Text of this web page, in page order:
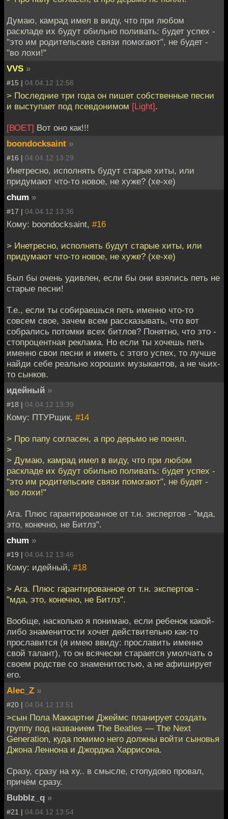
Думаю, камрад имел в виду, что при любом
раскладе их будут обильно поливать: будет успех -
"это им родительские связи помогают", не будет -
"во лохи!"
VVS »
#15 | 04.04.12 12:56
> Последние три года он пишет собственные песни
и выступает под псевдонимом [Light].
[ВОЕТ] Вот оно как!!!
boondocksaint »
#16 | 04.04.12 13:29
Инетресно, исполнять будут старые хиты, или
придумают что-то новое, не хуже? (хе-хе)
chum »
#17 | 04.04.12 13:36
Кому: boondocksaint, #16
> Инетресно, исполнять будут старые хиты, или
придумают что-то новое, не хуже? (хе-хе)
Был бы очень удивлен, если бы они взялись петь не
старые песни!
Т.е., если ты собираешься петь именно что-то
совсем свое, зачем всем рассказывать, что вот
собрались потомки всех битлов? Понятно, что это -
стопроцентная реклама. Но если ты хочешь петь
именно свои песни и иметь с этого успех, то лучше
найди себе реально хороших музыкантов, а не чьих-
то сынков.
идейный »
#18 | 04.04.12 13:39
Кому: ПТУРщик, #14
> Про папу согласен, а про дерьмо не понял.
>
> Думаю, камрад имел в виду, что при любом
раскладе их будут обильно поливать: будет успех -
"это им родительские связи помогают", не будет -
"во лохи!"
Ага. Плюс гарантированное от т.н. экспертов - "мда,
это, конечно, не Битлз".
chum »
#19 | 04.04.12 13:46
Кому: идейный, #18
> Ага. Плюс гарантированное от т.н. экспертов -
"мда, это, конечно, не Битлз".
Вообще, насколько я понимаю, если ребенок какой-
либо знаменитости хочет действительно как-то
прославится (я имею ввиду: прославить именно
свой талант), то он всячески старается умолчать о
своем родстве со знаменитостью, а не афиширует
его.
Alec_Z »
#20 | 04.04.12 13:51
>сын Пола Маккартни Джеймс планирует создать
группу под названием The Beatles — The Next
Generation, куда помимо него должны войти сыновья
Джона Леннона и Джорджа Харрисона.
Сразу, сразу на ху.. в смысле, стопудово провал,
причём сразу.
Bubblz_q »
#21 | 04.04.12 13:54